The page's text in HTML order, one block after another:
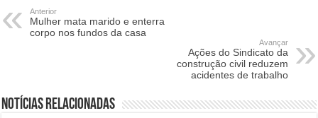
Anterior
Mulher mata marido e enterra
corpo nos fundos da casa
Avançar
Ações do Sindicato da
construção civil reduzem
acidentes de trabalho
Notícias relacionadas